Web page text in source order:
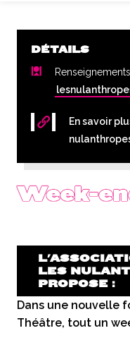
DÉTAILS
En savoir
Week-
LES
PROPOSE :
Dans une nouvelle
Théâtre, tout un